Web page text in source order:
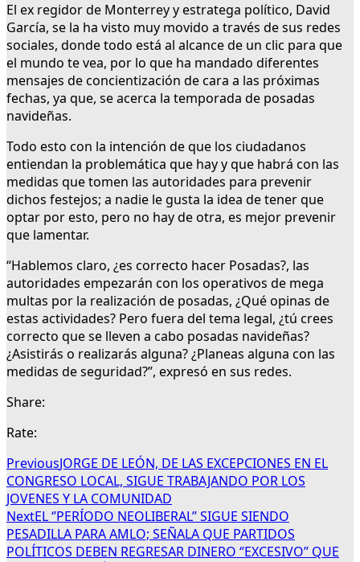
El ex regidor de Monterrey y estratega político, David
García, se la ha visto muy movido a través de sus redes
sociales, donde todo está al alcance de un clic para que
el mundo te vea, por lo que ha mandado diferentes
mensajes de concientización de cara a las próximas
fechas, ya que, se acerca la temporada de posadas
navideñas.
Todo esto con la intención de que los ciudadanos
entiendan la problemática que hay y que habrá con las
medidas que tomen las autoridades para prevenir
dichos festejos; a nadie le gusta la idea de tener que
optar por esto, pero no hay de otra, es mejor prevenir
que lamentar.
“Hablemos claro, ¿es correcto hacer Posadas?, las
autoridades empezarán con los operativos de mega
multas por la realización de posadas, ¿Qué opinas de
estas actividades? Pero fuera del tema legal, ¿tú crees
correcto que se lleven a cabo posadas navideñas?
¿Asistirás o realizarás alguna? ¿Planeas alguna con las
medidas de seguridad?”, expresó en sus redes.
Share:
Rate:
PreviousJORGE DE LEÓN, DE LAS EXCEPCIONES EN EL
CONGRESO LOCAL, SIGUE TRABAJANDO POR LOS
JOVENES Y LA COMUNIDAD
NextEL ‘’PERÍODO NEOLIBERAL’’ SIGUE SIENDO
PESADILLA PARA AMLO; SEÑALA QUE PARTIDOS
POLÍTICOS DEBEN REGRESAR DINERO ‘’EXCESIVO’’ QUE